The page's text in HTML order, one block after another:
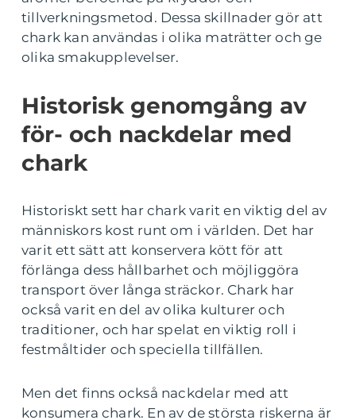
tillverkningsmetod. Dessa skillnader gör att
chark kan användas i olika maträtter och ge
olika smakupplevelser.
Historisk genomgång av
för- och nackdelar med
chark
Historiskt sett har chark varit en viktig del av
människors kost runt om i världen. Det har
varit ett sätt att konservera kött för att
förlänga dess hållbarhet och möjliggöra
transport över långa sträckor. Chark har
också varit en del av olika kulturer och
traditioner, och har spelat en viktig roll i
festmåltider och speciella tillfällen.
Men det finns också nackdelar med att
konsumera chark. En av de största riskerna är